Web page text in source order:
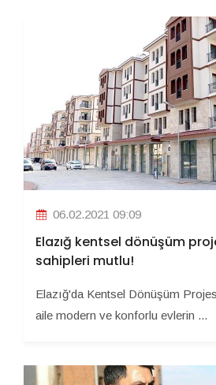
06.02.2021 09:09
Elazığ kentsel dönüşüm
sahipleri mutlu!
Elazığ'da Kentsel Dönüşüm
aile modern ve konforlu evlerin ...